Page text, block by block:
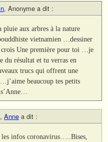
, Anonyme a dit :
pluie aux arbres à la nature
vietnamien …dessiner
crois Une première pour toi …je
du résultat et tu verras en
trucs qui offrent une
beaucoup tes petits
, Anne a dit :
infos coronavirus…..Bises,